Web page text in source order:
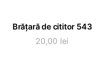
SELECTEAZĂ OPȚIUNI
produs
are
Brățară de cititor 543
20,00 lei